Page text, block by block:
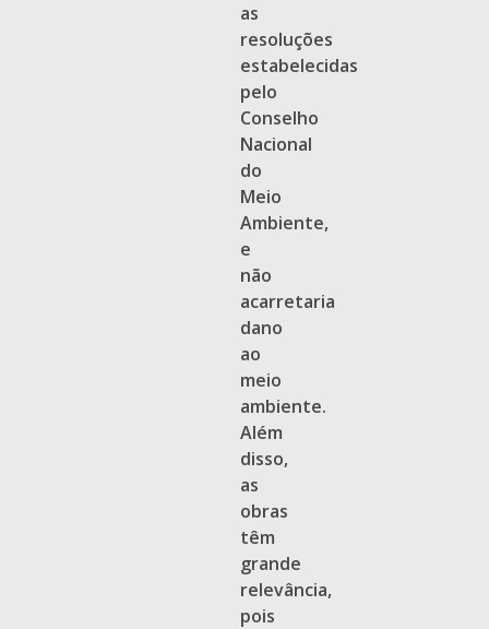
as
resoluções
estabelecidas
pelo
Conselho
Nacional
do
Meio
Ambiente,
e
não
acarretaria
dano
ao
meio
ambiente.
Além
disso,
as
obras
têm
grande
relevância,
pois